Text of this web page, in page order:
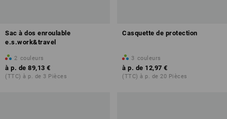
Sac à dos enroulable
e.s.work&travel
2 couleurs
à p. de 89,13 €
(TTC) à p. de 3 Pièces
Casquette de protection
3 couleurs
à p. de 12,97 €
(TTC) à p. de 20 Pièces